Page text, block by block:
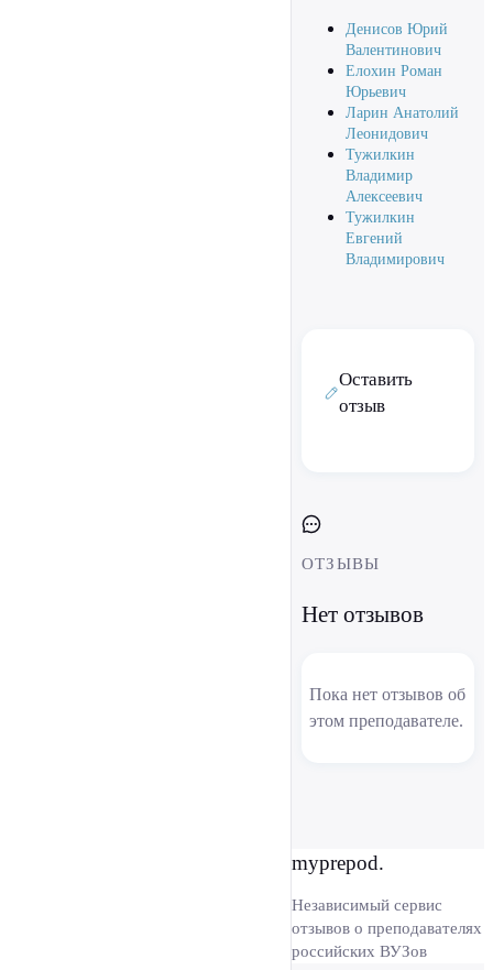
Денисов Юрий
Валентинович
Елохин Роман
Юрьевич
Ларин Анатолий
Леонидович
Тужилкин
Владимир
Алексеевич
Тужилкин
Евгений
Владимирович
Оставить
отзыв
ОТЗЫВЫ
Нет отзывов
Пока нет отзывов об
этом преподавателе.
myprepod.
Независимый сервис
отзывов о преподавателях
российских ВУЗов